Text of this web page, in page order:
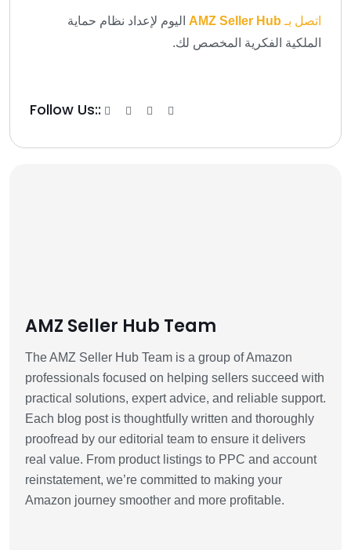
اتصل بـ AMZ Seller Hub اليوم لإعداد نظام حماية
الملكية الفكرية المخصص لك.
Follow Us::
AMZ Seller Hub Team
The AMZ Seller Hub Team is a group of Amazon
professionals focused on helping sellers succeed with
practical solutions, expert advice, and reliable support.
Each blog post is thoughtfully written and thoroughly
proofread by our editorial team to ensure it delivers
real value. From product listings to PPC and account
reinstatement, we’re committed to making your
Amazon journey smoother and more profitable.